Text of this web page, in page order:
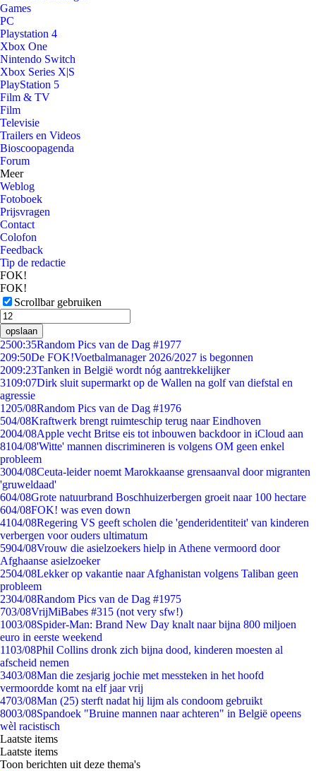
Games
PC
Playstation 4
Xbox One
Nintendo Switch
Xbox Series X|S
PlayStation 5
Film & TV
Film
Televisie
Trailers en Videos
Bioscoopagenda
Forum
Meer
Weblog
Fotoboek
Prijsvragen
Contact
Colofon
Feedback
Tip de redactie
FOK!
FOK!
Scrollbar gebruiken
opslaan
2500:35Random Pics van de Dag #1977
209:50De FOK!Voetbalmanager 2026/2027 is begonnen
2009:23Tanken in België wordt nóg aantrekkelijker
3109:07Dirk sluit supermarkt op de Wallen na golf van diefstal en
agressie
1205/08Random Pics van de Dag #1976
504/08Kraftwerk brengt ruimteschip terug naar Eindhoven
2004/08Apple vecht Britse eis tot inbouwen backdoor in iCloud aan
8104/08'Witte' mannen discrimineren is volgens OM geen enkel
probleem
3004/08Ceuta-leider noemt Marokkaanse grensaanval door migranten
'gruweldaad'
604/08Grote natuurbrand Boschhuizerbergen groeit naar 100 hectare
604/08FOK! was even down
4104/08Regering VS geeft scholen die 'genderidentiteit' van kinderen
verbergen voor ouders ultimatum
5904/08Vrouw die asielzoekers hielp in Athene vermoord door
Afghaanse asielzoeker
2504/08Lekker op vakantie naar Afghanistan volgens Taliban geen
probleem
2304/08Random Pics van de Dag #1975
703/08VrijMiBabes #315 (not very sfw!)
1003/08Spider-Man: Brand New Day knalt naar bijna 800 miljoen
euro in eerste weekend
1103/08Phil Collins dronk zich bijna dood, kinderen moesten al
afscheid nemen
3403/08Man die zesjarig jochie met messteken in het hoofd
vermoordde komt na elf jaar vrij
4703/08Man (25) sterft nadat hij lijm als condoom gebruikt
8003/08Spandoek "Bruine mannen naar achteren" in België opeens
wèl racistisch
Laatste items
Laatste items
Toon berichten uit deze thema's